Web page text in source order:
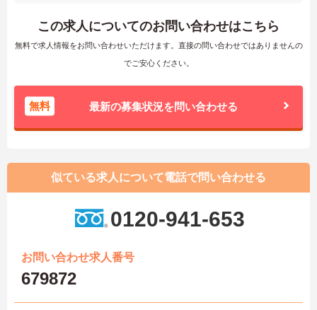
この求人についてのお問い合わせはこちら
無料で求人情報をお問い合わせいただけます。直接の問い合わせではありませんの
でご安心ください。
無料 最新の募集状況を問い合わせる
似ている求人について電話で問い合わせる
0120-941-653
お問い合わせ求人番号
679872